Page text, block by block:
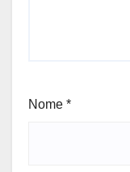
Nome *